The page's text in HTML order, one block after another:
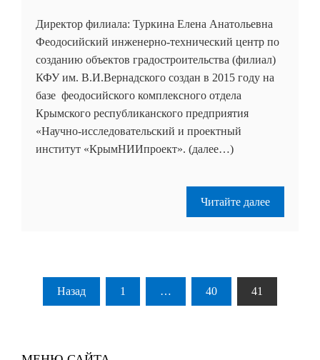
Директор филиала: Туркина Елена Анатольевна
Феодосийский инженерно-технический центр по
созданию объектов градостроительства (филиал)
КФУ им. В.И.Вернадского создан в 2015 году на
базе феодосийского комплексного отдела
Крымского республиканского предприятия
«Научно-исследовательский и проектный
институт «КрымНИИпроект». (далее…)
Читайте далее
Пагинация
Назад 1 … 40 41